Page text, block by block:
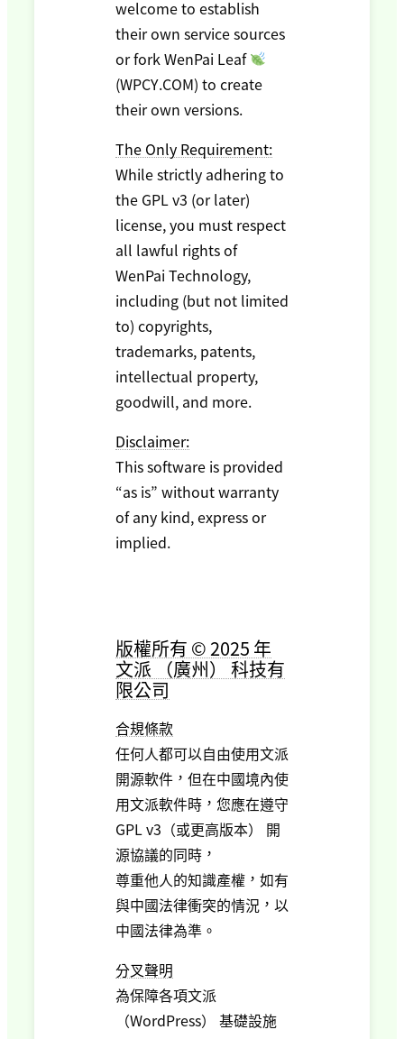
welcome to establish
their own service sources
or fork WenPai Leaf
(WPCY.COM) to create
their own versions.
The Only Requirement:
While strictly adhering to
the GPL v3 (or later)
license, you must respect
all lawful rights of
WenPai Technology,
including (but not limited
to) copyrights,
trademarks, patents,
intellectual property,
goodwill, and more.
Disclaimer:
This software is provided
“as is” without warranty
of any kind, express or
implied.
版權所有 © 2025 年
文派 （廣州） 科技有
限公司
合規條款
任何人都可以自由使用文派
開源軟件，但在中國境內使
用文派軟件時，您應在遵守
GPL v3（或更高版本） 開
源協議的同時，
尊重他人的知識產權，如有
與中國法律衝突的情況，以
中國法律為準。
分叉聲明
為保障各項文派
（WordPress） 基礎設施